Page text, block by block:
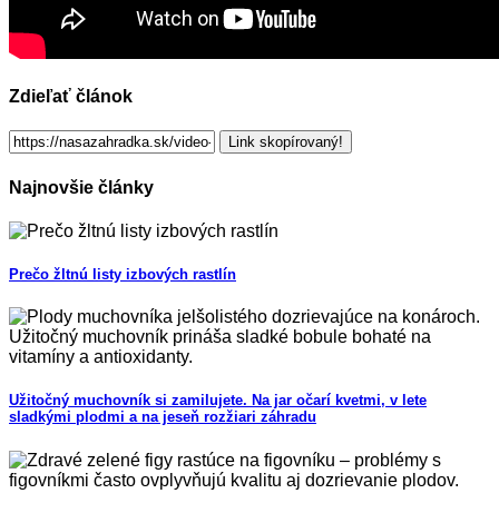
Zdieľať článok
Link skopírovaný!
Najnovšie články
Prečo žltnú listy izbových rastlín
Užitočný muchovník si zamilujete. Na jar očarí kvetmi, v lete
sladkými plodmi a na jeseň rozžiari záhradu